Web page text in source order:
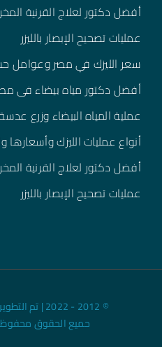
أفضل دكتور لعلاج القرنية
عمليات تصحيح الإبصار بالليزر
سعر الليزك في مصر وعوامل
أفضل دكتور مياه بيضاء فى
عملية المياه البيضاء وزرع
أنواع عمليات الليزك وأسعارها
أفضل دكتور لعلاج القرنية
عمليات تصحيح الإبصار بالليزر
© 2012 - 2022 | تم التطوير بواسطة
حميع الحقوق